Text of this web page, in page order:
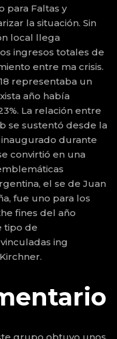
para Faltas y
la situación. Sin
local llega
ingresos totales de
entre ma crisis.
representaba un
año había
La relación entre
se sustentó desde la
durante
convirtió en una
el se de Juan
fue uno para los
fines del año
tipo de
ing